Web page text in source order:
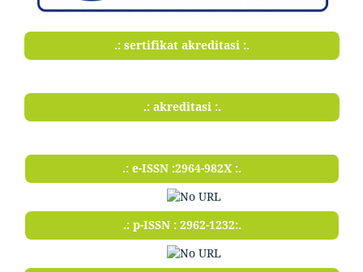
.: sertifikat akreditasi :.
.: akreditasi :.
.: e-ISSN :2964-982X :.
.: p-ISSN : 2962-1232:.